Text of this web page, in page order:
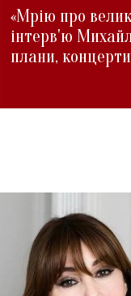
«Мрію про
інтерв'ю
плани,